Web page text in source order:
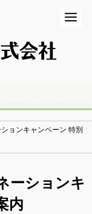
ョンキャンペーン 特別
ーションキ
内